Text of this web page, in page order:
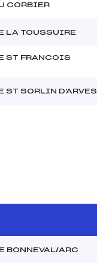
CORBIER
LA TOUSSUIRE
ST FRANCOIS
ST SORLIN D'ARVES
BONNEVAL/ARC